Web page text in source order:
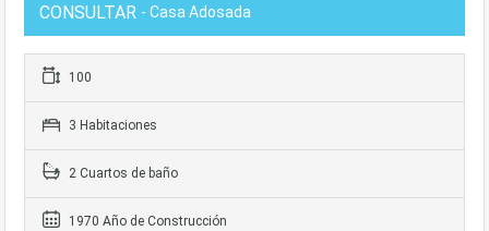
CONSULTAR - Casa Adosada
100
3 Habitaciones
2 Cuartos de baño
1970 Año de Construcción